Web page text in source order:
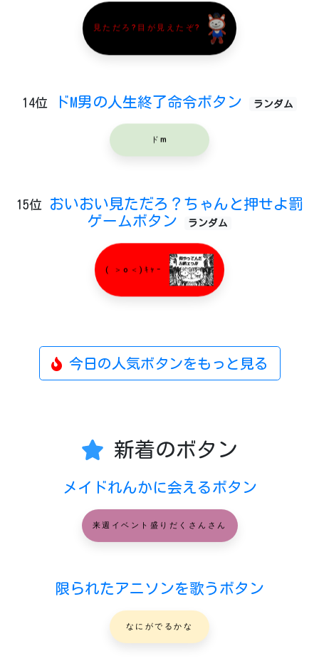
見ただろ?目が見えたぞ?
14位 ドM男の人生終了命令ボタン ランダム
ドm
15位
おいおい見ただろ？ちゃんと押せよ罰
ゲームボタン
ランダム
( ＞o＜)ｷｬｰ
今日の人気ボタンをもっと見る
新着のボタン
メイドれんかに会えるボタン
来週イベント盛りだくさんさん
限られたアニソンを歌うボタン
なにがでるかな